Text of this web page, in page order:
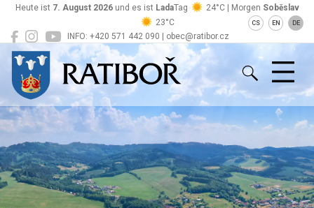
INFO: +420 571 442 090 | obec@ratibor.cz
Heute ist 7. August 2026und es ist LadaTag 24°C | Morgen Soběslav
23°C
CS EN DE
Ratiboř